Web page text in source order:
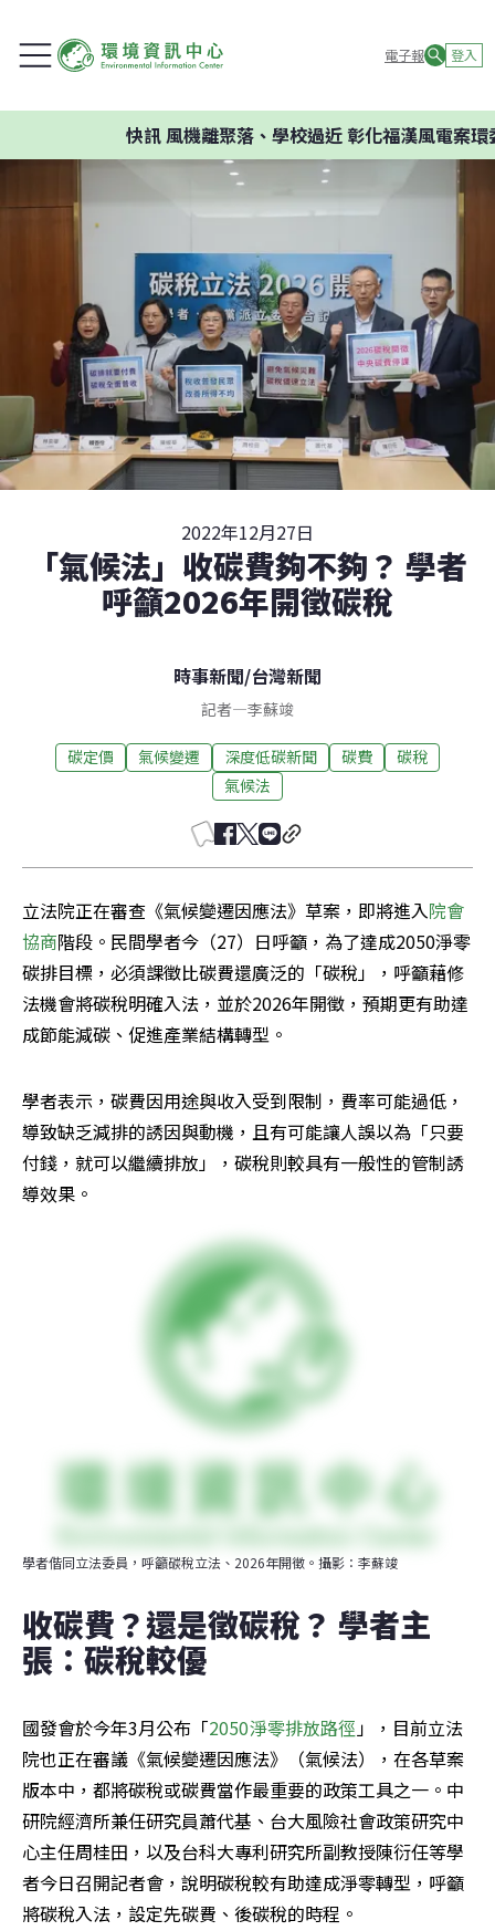
電子報 登入
風機離聚落、學校過近 彰化福漢風電案環委建議
2022年12月27日
「氣候法」收碳費夠不夠？ 學者
呼籲2026年開徵碳稅
時事新聞/台灣新聞
記者—李蘇竣
碳定價 氣候變遷 深度低碳新聞 碳費
碳稅
氣候法
立法院正在審查《氣候變遷因應法》草案，即將進入院會
協商階段。民間學者今（27）日呼籲，為了達成2050淨零
碳排目標，必須課徵比碳費還廣泛的「碳稅」，呼籲藉修
法機會將碳稅明確入法，並於2026年開徵，預期更有助達
成節能減碳、促進產業結構轉型。
學者表示，碳費因用途與收入受到限制，費率可能過低，
導致缺乏減排的誘因與動機，且有可能讓人誤以為「只要
付錢，就可以繼續排放」，碳稅則較具有一般性的管制誘
導效果。
學者偕同立法委員，呼籲碳稅立法、2026年開徵。攝影：李蘇竣
收碳費？還是徵碳稅？ 學者主
張：碳稅較優
國發會於今年3月公布「2050淨零排放路徑 」，目前立法
院也正在審議《氣候變遷因應法》（氣候法），在各草案
版本中，都將碳稅或碳費當作最重要的政策工具之一。中
研院經濟所兼任研究員蕭代基、台大風險社會政策研究中
心主任周桂田，以及台科大專利研究所副教授陳衍任等學
者今日召開記者會，說明碳稅較有助達成淨零轉型，呼籲
將碳稅入法，設定先碳費、後碳稅的時程。